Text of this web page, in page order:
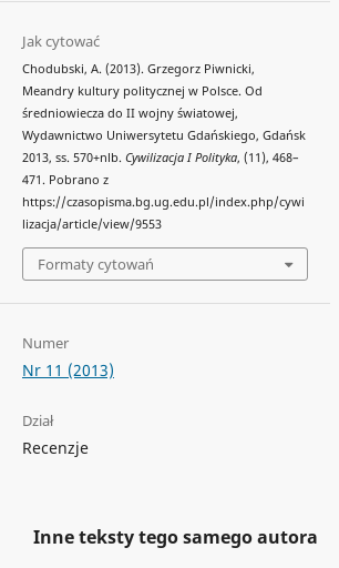
Jak cytować
Chodubski, A. (2013). Grzegorz Piwnicki,
Meandry kultury politycznej w Polsce. Od
średniowiecza do II wojny światowej,
Wydawnictwo Uniwersytetu Gdańskiego, Gdańsk
2013, ss. 570+nlb. Cywilizacja I Polityka, (11), 468–
471. Pobrano z
https://czasopisma.bg.ug.edu.pl/index.php/cywi
lizacja/article/view/9553
Formaty cytowań
Numer
Nr 11 (2013)
Dział
Recenzje
Inne teksty tego samego autora